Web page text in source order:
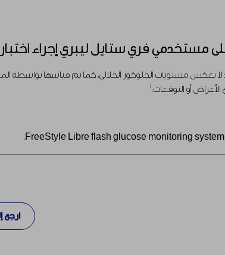
مستخدمي فري ستايل ليبري إجراء
تعكس مستويات الجلوكوز الخلالي، كما تم قياسها بواسطة
الأعراض أو التوقعات.1
ارجع